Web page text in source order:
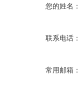
您的姓名：
联系电话：
常用邮箱：